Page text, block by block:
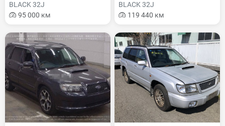
BLACK 32J
95 000 км
BLACK 32J
119 440 км